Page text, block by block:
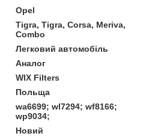
Opel
Tigra, Tigra, Corsa, Meriva,
Combo
Легковий автомобіль
Аналог
WIX Filters
Польща
wa6699; wl7294; wf8166;
wp9034;
Новий